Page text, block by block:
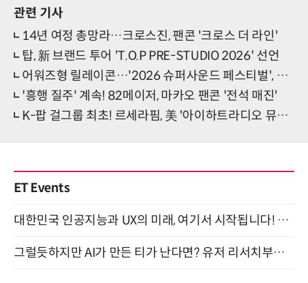
관련 기사
14년 여정 총망라…크로스진, 팬콘 '크로스 더 라인'
탑, 新 브랜드 투어 'T.O.P PRE-STUDIO 2026' 선언
어워즈형 릴레이콘…'2026 슈퍼사운드 페스티벌', 10月 개최
'흥행 질주' 계속! 82메이저, 마카오 팬콘 '전석 매진'
K-팝 걸그룹 최초! 르세라핌, 美 '아이하트라디오 뮤직 페스티벌' 뜬다
ET Events
대한민국 인공지능과 UX의 미래, 여기서 시작됩니다! UX Korea 2026 - Fall 9월 2일 개최
그럴듯하지만 AI가 만든 티가 난다면? 유저 리서치부터 배포까지! (9/15)